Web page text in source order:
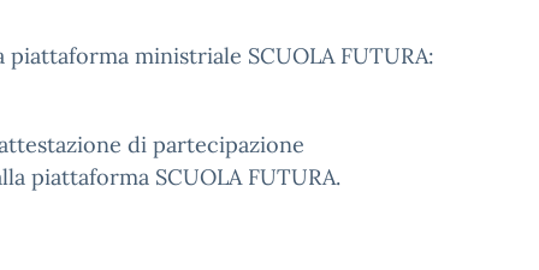
ministriale SCUOLA FUTURA:
di partecipazione
piattaforma SCUOLA FUTURA.